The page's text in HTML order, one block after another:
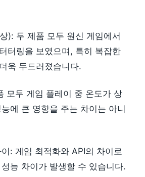
): 두 제품 모두 원신 게임에서
터링을 보였으며, 특히 복잡한
욱 두드러졌습니다.
모두 게임 플레이 중 온도가 상
에 큰 영향을 주는 차이는 아니
: 게임 최적화와 API의 차이로
능 차이가 발생할 수 있습니다.